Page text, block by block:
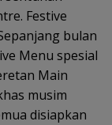
Festive
bulan
Menu spesial
Main
musim
disiapkan